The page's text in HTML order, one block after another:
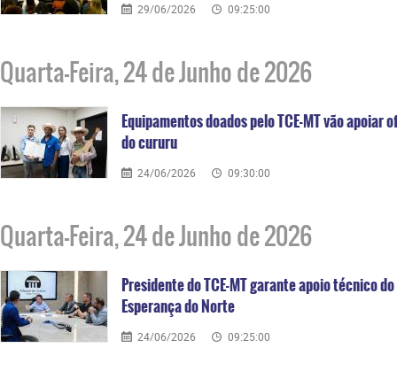
29/06/2026 09:25:00
Quarta-Feira, 24 de Junho de 2026
Equipamentos doados pelo TCE-MT vão
do cururu
24/06/2026 09:30:00
Quarta-Feira, 24 de Junho de 2026
Presidente do TCE-MT garante apoio técnico do
Esperança do Norte
24/06/2026 09:25:00